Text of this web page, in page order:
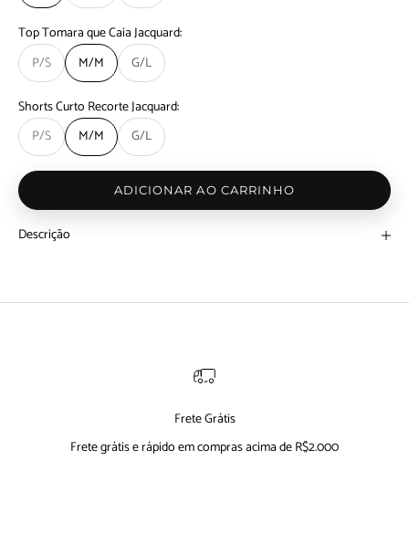
Top Tomara que Caia Jacquard:
P/S
M/M G/L
Shorts Curto Recorte Jacquard:
P/S
M/M G/L
ADICIONAR AO CARRINHO
Descrição
Frete Grátis
Frete grátis e rápido em compras acima de R$2.000